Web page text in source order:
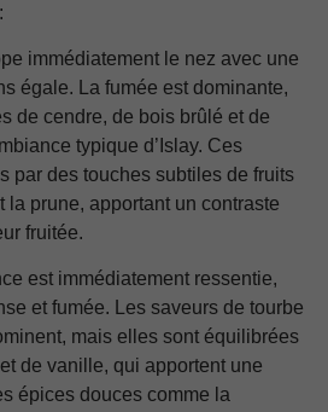
immédiatement le nez avec une
égale. La fumée est dominante,
de cendre, de bois brûlé et de
typique d’Islay. Ces
par des touches subtiles de fruits
la prune, apportant un contraste
fruitée.
est immédiatement ressentie,
et fumée. Les saveurs de tourbe
mais elles sont équilibrées
de vanille, qui apportent une
épices douces comme la